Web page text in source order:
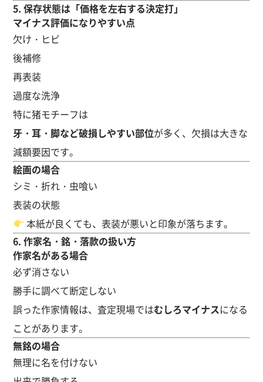
5. 保存状態は「価格を左右する決定打」
マイナス評価になりやすい点
欠け・ヒビ
後補修
再表装
過度な洗浄
特に猪モチーフは
牙・耳・脚など破損しやすい部位が多く、欠損は大きな
減額要因です。
絵画の場合
シミ・折れ・虫喰い
表装の状態
本紙が良くても、表装が悪いと印象が落ちます。
6. 作家名・銘・落款の扱い方
作家名がある場合
必ず消さない
勝手に調べて断定しない
誤った作家情報は、査定現場ではむしろマイナスになる
ことがあります。
無銘の場合
無理に名を付けない